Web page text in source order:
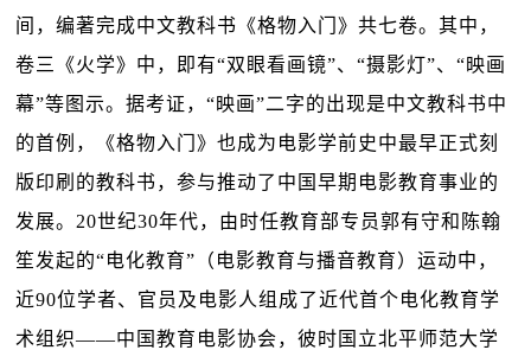
间，编著完成中文教科书《格物入门》共七卷。其中，
卷三《火学》中，即有“双眼看画镜”、“摄影灯”、“映画
幕”等图示。据考证，“映画”二字的出现是中文教科书中
的首例，《格物入门》也成为电影学前史中最早正式刻
版印刷的教科书，参与推动了中国早期电影教育事业的
发展。20世纪30年代，由时任教育部专员郭有守和陈翰
笙发起的“电化教育”（电影教育与播音教育）运动中，
近90位学者、官员及电影人组成了近代首个电化教育学
术组织——中国教育电影协会，彼时国立北平师范大学